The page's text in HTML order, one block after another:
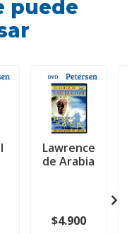
puede
Lawrence
de Arabia
$4.900